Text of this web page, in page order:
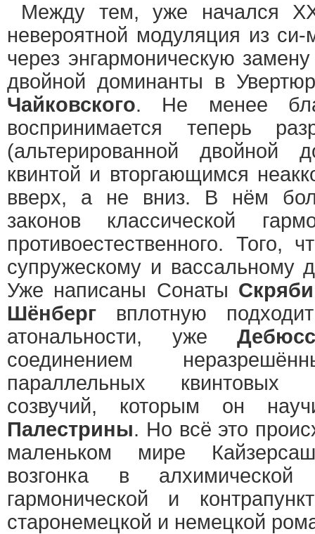
Между тем, уже начался
невероятной модуляция из
через энгармоническую
двойной доминанты в
Чайковского. Не менее
воспринимается теперь
(альтерированной двойной
квинтой и вторгающимся
вверх, а не вниз. В нём
законов классической
противоестественного.
супружескому и вассальному
Уже написаны Сонаты
Шёнберг вплотную
атональности, уже
соединением
параллельных квинтовых
созвучий, которым он
Палестрины. Но всё это
маленьком мире
возгонка в
гармонической и
старонемецкой и немецкой